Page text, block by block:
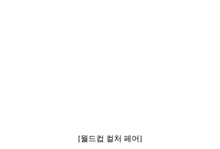
[월드컵 컬처 페어]